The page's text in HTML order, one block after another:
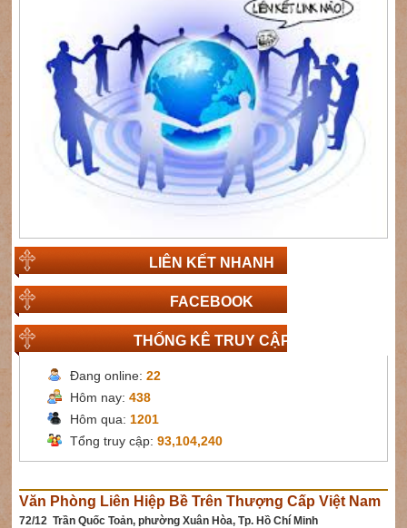
LIÊN KẾT NHANH
FACEBOOK
THỐNG KÊ TRUY CẬP
Đang online:22
Hôm nay:438
Hôm qua: 1201
Tổng truy cập:93,104,240
Văn Phòng Liên Hiệp Bề Trên Thượng Cấp Việt Nam
72/12 Trần Quốc Toản, phường Xuân Hòa, Tp. Hồ Chí Minh